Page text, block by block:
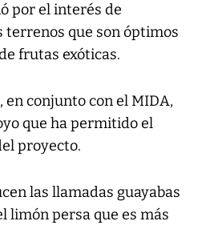
por el interés de
terrenos que son óptimos
frutas exóticas.
en conjunto con el MIDA,
que ha permitido el
proyecto.
las llamadas guayabas
limón persa que es más